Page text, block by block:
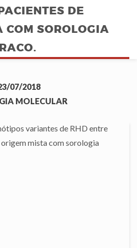
DE
COM SOROLOGIA
07/2018
MOLECULAR